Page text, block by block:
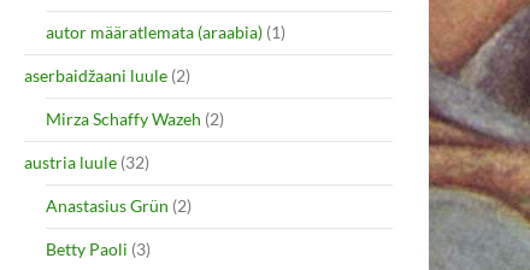
autor määratlemata (araabia) (1)
aserbaidžaani luule (2)
Mirza Schaffy Wazeh (2)
austria luule (32)
Anastasius Grün (2)
Betty Paoli (3)